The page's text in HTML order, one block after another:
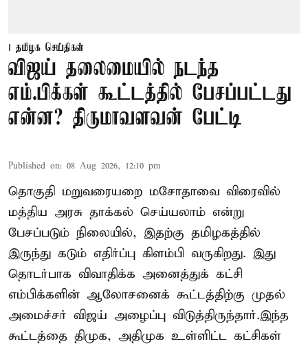
தமிழக செய்திகள்
விஜய் தலைமையில் நடந்த
எம்.பிக்கள் கூட்டத்தில் பேசப்பட்டது
என்ன? திருமாவளவன் பேட்டி
Published on: 08 Aug 2026, 12:10 pm
தொகுதி மறுவரையறை மசோதாவை விரைவில்
மத்திய அரசு தாக்கல் செய்யலாம் என்று
பேசப்படும் நிலையில், இதற்கு தமிழகத்தில்
இருந்து கடும் எதிர்ப்பு கிளம்பி வருகிறது. இது
தொடர்பாக விவாதிக்க அனைத்துக் கட்சி
எம்பிக்களின் ஆலோசனைக் கூட்டத்திற்கு முதல்
அமைச்சர் விஜய் அழைப்பு விடுத்திருந்தார்.இந்த
கூட்டத்தை திமுக, அதிமுக உள்ளிட்ட கட்சிகள்